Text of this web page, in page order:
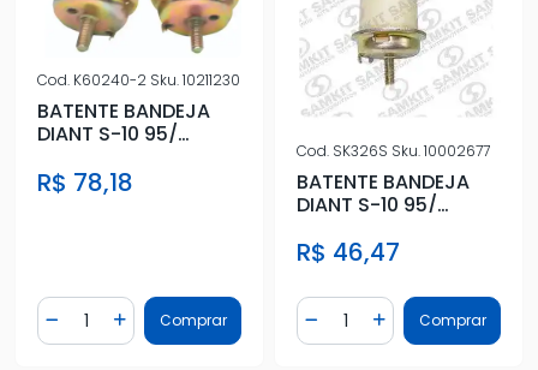
Cod. K60240-2 Sku.10211230
BATENTE BANDEJA
DIANT S-10 95/
CANECA
R$ 78,18
Diminuir Quantidade
Quantidade
Adicionar Quantidade
Comprar
Cod. SK326S Sku.10002677
BATENTE BANDEJA
DIANT S-10 95/
CANECA (1PC
R$ 46,47
Diminuir Quantidade
Quantidade
AdicionarComprar